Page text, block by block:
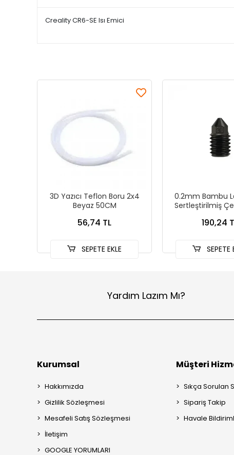
Creality CR6-SE Isı Emici
3D Yazıcı Teflon Boru 2x4
Beyaz 50CM
56,74 TL
SEPETE EKLE
0.2mm Bambu
Sertleştirilmiş
190,24
SEPETE
Yardım Lazım Mı?
Kurumsal
Hakkımızda
Gizlilik Sözleşmesi
Mesafeli Satış Sözleşmesi
İletişim
GOOGLE YORUMLARI
Müşteri
Sıkça Sorulan
Sipariş Takip
Havale